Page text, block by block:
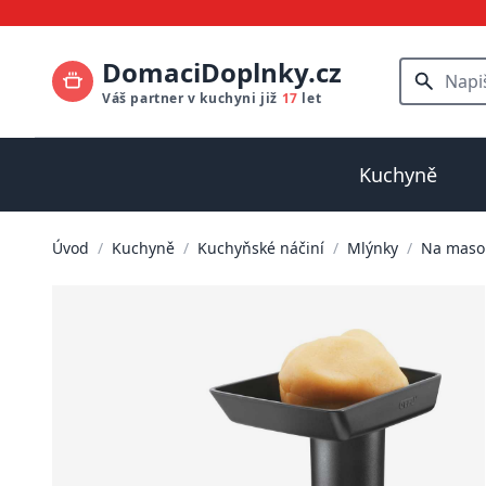
DomaciDoplnky.cz
Váš partner v kuchyni již 17 let
Kuchyně
Úvod / Kuchyně / Kuchyňské náčiní / Mlýnky / Na maso